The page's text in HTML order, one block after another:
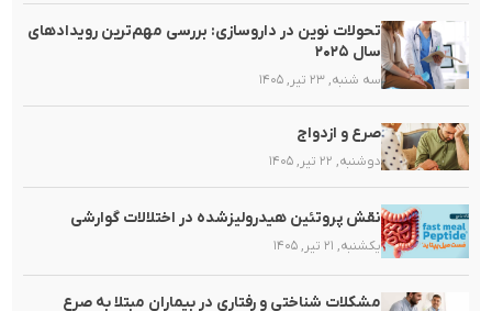
تحولات نوین در داروسازی: بررسی مهم‌ترین رویدادهای
سال ۲۰۲۵
سه شنبه, ۲۳ تیر, ۱۴۰۵
صرع و ازدواج
دوشنبه, ۲۲ تیر, ۱۴۰۵
نقش پروتئین هیدرولیزشده در اختلالات گوارشی
یکشنبه, ۲۱ تیر, ۱۴۰۵
مشکلات شناختی و رفتاری در بیماران مبتلا به صرع